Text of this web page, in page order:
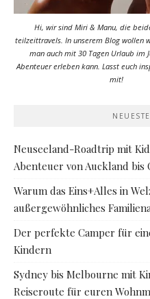
Hi, wir sind Miri & Manu, die
teilzeittravels. In unserem Blog wollen
man auch mit 30 Tagen Urlaub im
Abenteuer erleben kann. Lasst euch
mit!
Neuseeland-Roadtrip mit
Abenteuer von Auckland
Warum das Eins+Alles in
außergewöhnliches
Der perfekte Camper für
Kindern
Sydney bis Melbourne mit
Reiseroute für euren